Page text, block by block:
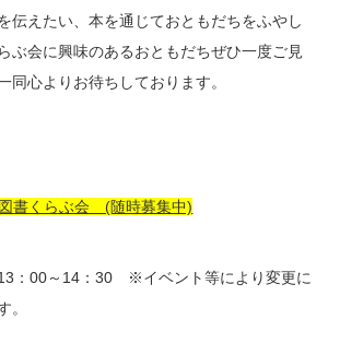
伝えたい、本を通じておともだちをふやし
ぶ会に興味のあるおともだちぜひ一度ご見
同心よりお待ちしております。
図書くらぶ会 (随時募集中)
：00～14：30 ※イベント等により変更に
。